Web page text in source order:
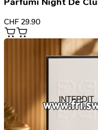
CHF 29.90